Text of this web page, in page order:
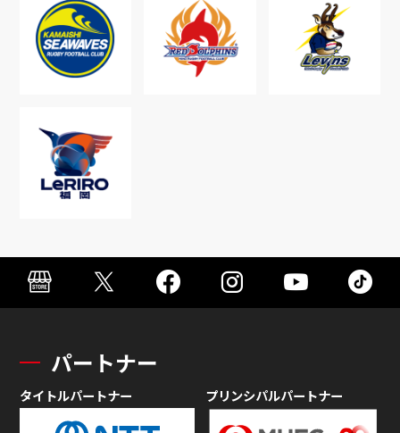
パートナー
タイトルパートナー プリンシパルパートナー